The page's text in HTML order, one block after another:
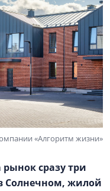
«Алгоритм жизни»
сразу три
Солнечном, жилой